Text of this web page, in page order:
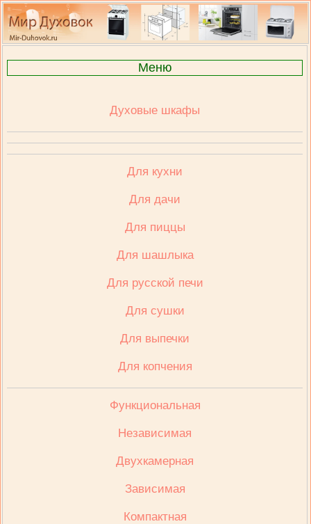
Меню
Духовые шкафы
Для кухни
Для дачи
Для пиццы
Для шашлыка
Для русской печи
Для сушки
Для выпечки
Для копчения
Функциональная
Независимая
Двухкамерная
Зависимая
Компактная